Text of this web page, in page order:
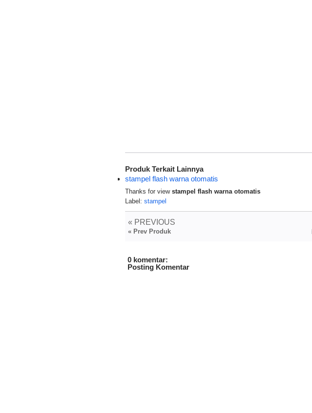
Produk Terkait Lainnya
stampel flash warna otomatis
Thanks for view stampel flash warna otomatis
Label: stampel
« PREVIOUS
« Prev Produk
0 komentar:
Posting Komentar